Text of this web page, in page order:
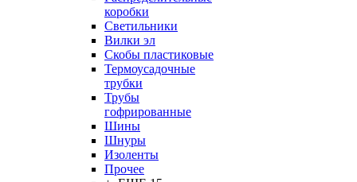
коробки
Светильники
Вилки эл
Скобы пластиковые
Термоусадочные
трубки
Трубы
гофрированные
Шины
Шнуры
Изоленты
Прочее